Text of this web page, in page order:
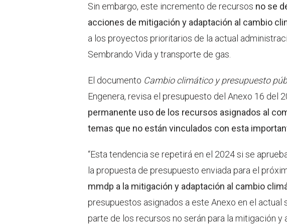
Sin embargo, este incremento de recursos no se
acciones de mitigación y adaptación al cambio
a los proyectos prioritarios de la actual
Sembrando Vida y transporte de gas.
El documento Cambio climático y presupuesto
Engenera, revisa el presupuesto del Anexo 16 del
permanente uso de los recursos asignados al
temas que no están vinculados con esta
“Esta tendencia se repetirá en el 2024 si se
la propuesta de presupuesto enviada para el
mmdp a la mitigación y adaptación al cambio
presupuestos asignados a este Anexo en el actual
parte de los recursos no serán para la mitigación y